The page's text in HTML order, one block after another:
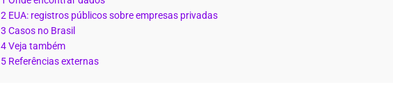
2 EUA: registros públicos sobre empresas privadas
3 Casos no Brasil
4 Veja também
5 Referências externas